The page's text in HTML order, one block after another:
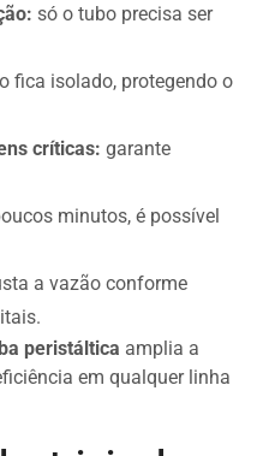
só o tubo precisa ser
fica isolado, protegendo o
críticas: garante
minutos, é possível
a vazão conforme
peristáltica amplia a
em qualquer linha